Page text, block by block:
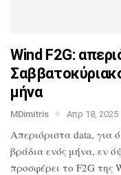
Wind F2G:
μήνα
MDimitris Απρ 18, 2025
Απεριόριστα data, για
βράδια ενός μήνα, εν
προσφέρει το F2G της